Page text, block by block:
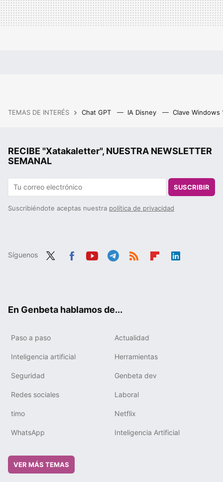
TEMAS DE INTERÉS Chat GPT IA Disney Clave Windows
RECIBE "Xatakaletter", NUESTRA NEWSLETTER
SEMANAL
SUSCRIBIR
Suscribiéndote aceptas nuestra política de privacidad
Síguenos
En Genbeta hablamos de...
Paso a paso Actualidad
Inteligencia artificial Herramientas
Seguridad Genbeta dev
Redes sociales Laboral
timo Netflix
WhatsApp Inteligencia Artificial
VER MÁS TEMAS